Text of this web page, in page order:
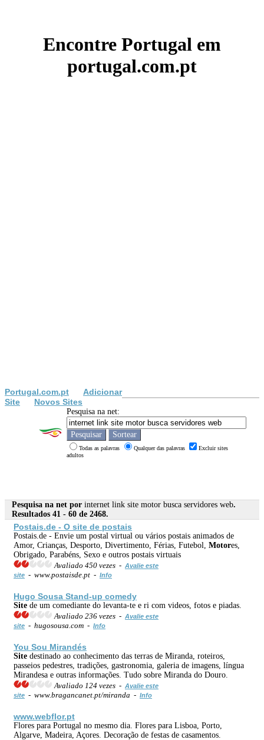
Encontre Portugal em
portugal.com.pt
Portugal.com.pt
Adicionar
Site
Novos Sites
Pesquisa na net:
Todas as palavras Qualquer das palavras
Excluir sites
adultos
Pesquisa na net por internet link site motor busca servidores web.
Resultados 41 - 60 de 2468.
Postais.de - O site de postais
Postais.de - Envie um postal virtual ou vários postais animados de
Amor, Crianças, Desporto, Divertimento, Férias, Futebol, Motores,
Obrigado, Parabéns, Sexo e outros postais virtuais
Avaliado 450 vezes - Avalie este
site - www.postaisde.pt - Info
Hugo Sousa Stand-up comedy
Site de um comediante do levanta-te e ri com videos, fotos e piadas.
Avaliado 236 vezes - Avalie este
site - hugosousa.com - Info
You Sou Mirandés
Site destinado ao conhecimento das terras de Miranda, roteiros,
passeios pedestres, tradições, gastronomia, galeria de imagens, língua
Mirandesa e outras informações. Tudo sobre Miranda do Douro.
Avaliado 124 vezes - Avalie este
site - www.bragancanet.pt/miranda - Info
www.webflor.pt
Flores para Portugal no mesmo dia. Flores para Lisboa, Porto,
Algarve, Madeira, Açores. Decoração de festas de casamentos.